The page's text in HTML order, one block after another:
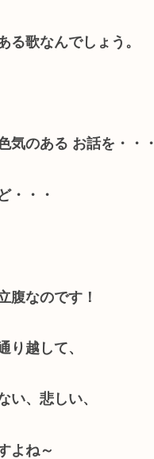
る歌なんでしょう。
気のある お話を・・・
・・・
腹なのです！
り越して、
い、悲しい、
よね～